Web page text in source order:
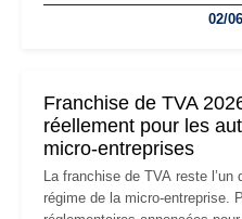
les auto-entrepreneurs devront
02/
Franchise de TVA
réellement pour les
micro-entreprises
La franchise de TVA reste
régime de la micro-entreprise.